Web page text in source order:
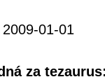
2009-01-01
za